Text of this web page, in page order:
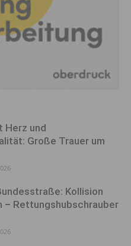
Herz und
Große Trauer um
Kollision
– Rettungshubschrauber